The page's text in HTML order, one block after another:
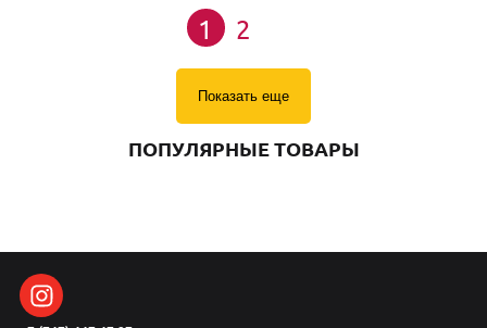
1 2
Показать еще
ПОПУЛЯРНЫЕ ТОВАРЫ